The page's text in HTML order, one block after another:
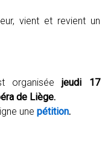
vient et revient un
organiséejeudi 17
de Liège.
unepétition.